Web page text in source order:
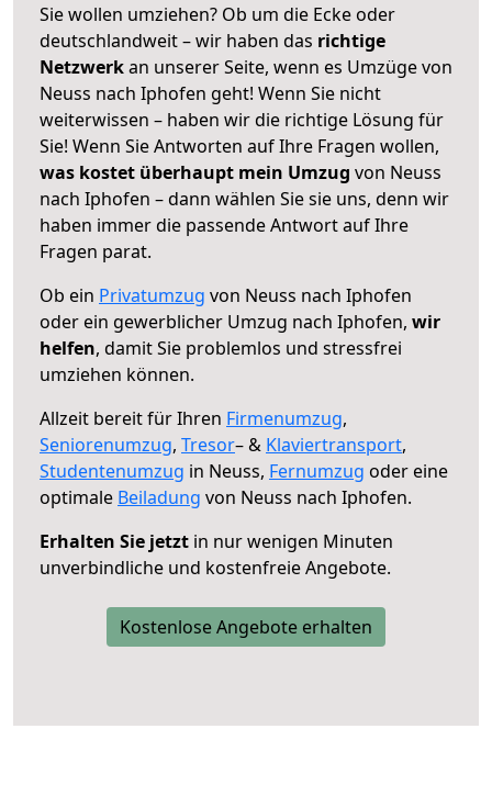
Sie wollen umziehen? Ob um die Ecke oder
deutschlandweit – wir haben das richtige
Netzwerkan unserer Seite, wenn es Umzüge von
Neuss nach Iphofen geht! Wenn Sie nicht
weiterwissen – haben wir die richtige Lösung für
Sie! Wenn Sie Antworten auf Ihre Fragen wollen,
was kostet überhaupt mein Umzug von Neuss
nach Iphofen – dann wählen Sie sie uns, denn wir
haben immer die passende Antwort auf Ihre
Fragen parat.
Ob ein Privatumzug von Neuss nach Iphofen
oder ein gewerblicher Umzug nach Iphofen, wir
helfen, damit Sie problemlos und stressfrei
umziehen können.
Allzeit bereit für Ihren Firmenumzug,
Seniorenumzug, Tresor– & Klaviertransport,
Studentenumzug in Neuss, Fernumzug oder eine
optimale Beiladung von Neuss nach Iphofen.
Erhalten Sie jetzt in nur wenigen Minuten
unverbindliche und kostenfreie Angebote.
Kostenlose Angebote erhalten